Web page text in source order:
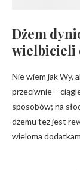
Dżem
wielbicieli
Nie wiem jak Wy,
przeciwnie –
sposobów; na
dżemu tez jest
wieloma